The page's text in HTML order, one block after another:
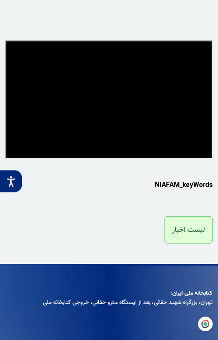
NIAFAM_keyWords
لیست اخبار
کتابخانه ملی ایران:
تهران، بزرگراه شهيد حقانی، بعد از ايستگاه مترو حقانی، خروجی كتابخانه ملی